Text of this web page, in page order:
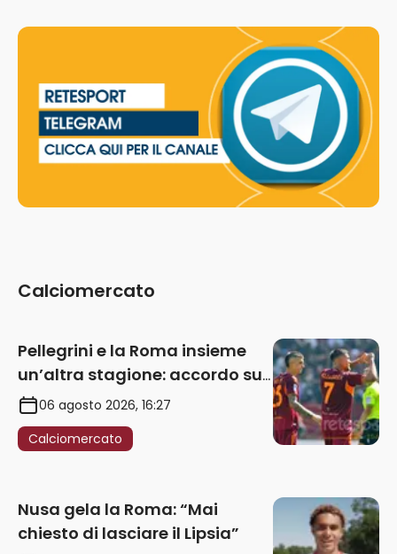
Calciomercato
Pellegrini e la Roma insieme
un’altra stagione: accordo sul
rinnovo annuale
06 agosto 2026, 16:27
Calciomercato
Nusa gela la Roma: “Mai
chiesto di lasciare il Lipsia”